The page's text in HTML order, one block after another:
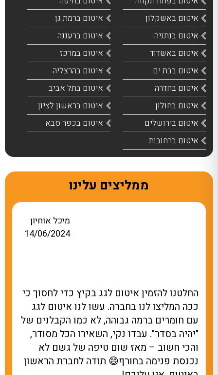
איטום באשקלון
איטום ברמת גן
איטום בנתניה
איטום ברעננה
איטום באשדוד
איטום במרכז
איטום בבת ים
איטום בהרצליה
איטום בחדרה
איטום בתל אביב
איטום בחולון
איטום בראשון לציון
איטום בירושלים
איטום בכפר סבא
איטום ברחובות
ממליצים עלינו
לגג בקיץ כדי לחסוך כי
עשו לנו איטום לגג
לא כמו הקבלנים של
השאירו הכל מסודר,
טיפה של גשם לא
תודה לחברת הראשון
עשו לנו איטום
גשם נהייתה
באיטום סידר את
מאמינה שחיכינו עם
אחלה חברה, תודה